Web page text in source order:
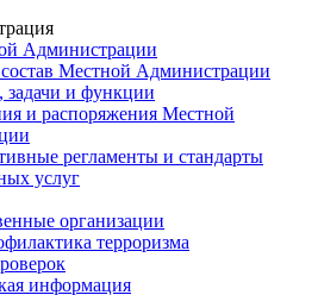
Администрации
Местной Администрации
и функции
и распоряжения Местной
регламенты и стандарты
услуг
организации
терроризма
информация